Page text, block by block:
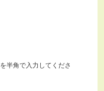
を半角で入力してくださ